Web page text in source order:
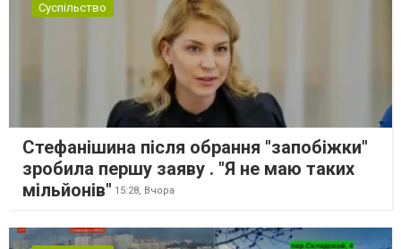
Суспільство
Стефанішина після обрання "запобіжки"
зробила першу заяву . "Я не маю таких
мільйонів" 15:28, Вчора